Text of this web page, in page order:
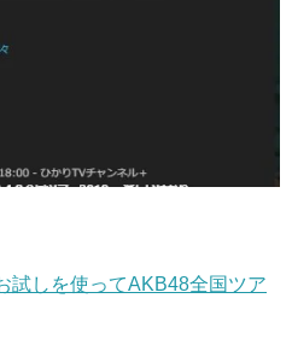
試しを使ってAKB48全国ツア